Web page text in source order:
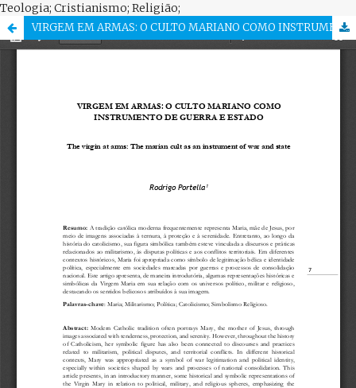
Teologia; Cristianismo; Religião;
VIRGEM EM ARMAS: O CULTO MARIANO COMO INSTRUMENTO DE GUERRA E ESTADO